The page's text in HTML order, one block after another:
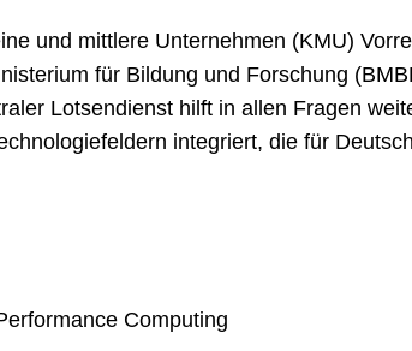
und mittlere Unternehmen (KMU)
für Bildung und Forschung
Lotsendienst hilft in allen Fragen
integriert, die für
Computing